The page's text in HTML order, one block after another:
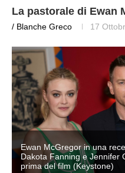
La pastorale di Ewan
/ Blanche Greco 17
Ewan McGregor in una
Dakota Fanning e Jennifer
prima del film (Keystone)